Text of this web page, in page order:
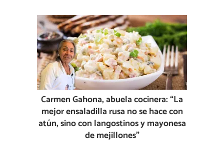
Carmen Gahona, abuela cocinera: “La
mejor ensaladilla rusa no se hace con
atún, sino con langostinos y mayonesa
de mejillones”